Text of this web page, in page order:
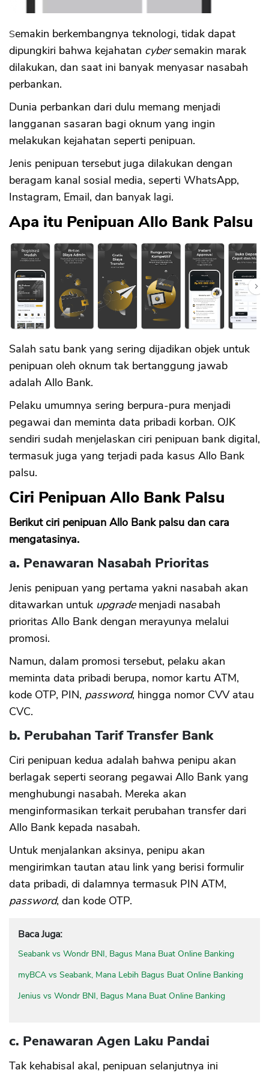
Semakin berkembangnya teknologi, tidak dapat
dipungkiri bahwa kejahatan cybersemakin marak
dilakukan, dan saat ini banyak menyasar nasabah
perbankan.
Dunia perbankan dari dulu memang menjadi
langganan sasaran bagi oknum yang ingin
melakukan kejahatan seperti penipuan.
Jenis penipuan tersebut juga dilakukan dengan
beragam kanal sosial media, seperti WhatsApp,
Instagram, Email, dan banyak lagi.
Apa itu Penipuan Allo Bank Palsu
Salah satu bank yang sering dijadikan objek untuk
penipuan oleh oknum tak bertanggung jawab
adalah Allo Bank.
Pelaku umumnya sering berpura-pura menjadi
pegawai dan meminta data pribadi korban. OJK
sendiri sudah menjelaskan ciri penipuan bank digital,
termasuk juga yang terjadi pada kasus Allo Bank
palsu.
Ciri Penipuan Allo Bank Palsu
Berikut ciri penipuan Allo Bank palsu dan cara
mengatasinya.
a. Penawaran Nasabah Prioritas
Jenis penipuan yang pertama yakni nasabah akan
ditawarkan untuk upgrademenjadi nasabah
prioritas Allo Bank dengan merayunya melalui
promosi.
Namun, dalam promosi tersebut, pelaku akan
meminta data pribadi berupa, nomor kartu ATM,
kode OTP, PIN, password, hingga nomor CVV atau
CVC.
b. Perubahan Tarif Transfer Bank
Ciri penipuan kedua adalah bahwa penipu akan
berlagak seperti seorang pegawai Allo Bank yang
menghubungi nasabah. Mereka akan
menginformasikan terkait perubahan transfer dari
Allo Bank kepada nasabah.
Untuk menjalankan aksinya, penipu akan
mengirimkan tautan atau link yang berisi formulir
data pribadi, di dalamnya termasuk PIN ATM,
password, dan kode OTP.
Baca Juga:
Seabank vs Wondr BNI, Bagus Mana Buat Online Banking
myBCA vs Seabank, Mana Lebih Bagus Buat Online Banking
Jenius vs Wondr BNI, Bagus Mana Buat Online Banking
c. Penawaran Agen Laku Pandai
Tak kehabisal akal, penipuan selanjutnya ini